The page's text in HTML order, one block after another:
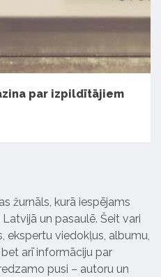
par izpildītājiem
žurnāls, kurā iespējams
un pasaulē. Šeit vari
ekspertu viedokļus, albumu,
arī informāciju par
pusi – autoru un